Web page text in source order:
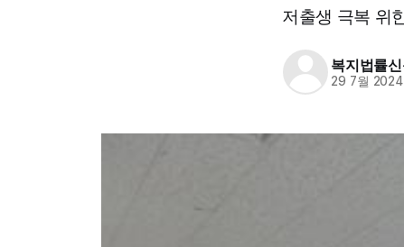
저출생 극복 위
복지법률
29 7월 2024